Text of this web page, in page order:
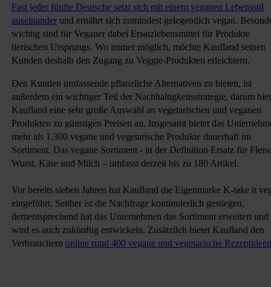
Fast jeder fünfte Deutsche setzt sich mit einem veganen Lebensstil
auseinander und ernährt sich zumindest gelegentlich vegan.
wichtig sind für Veganer dabei Ersatzlebensmittel für Produkte
tierischen Ursprungs. Wo immer möglich, möchte Kaufland seinen
Kunden deshalb den Zugang zu Veggie-Produkten erleichtern.
Den Kunden umfassende pflanzliche Alternativen zu bieten, ist
außerdem ein wichtiger Teil der Nachhaltigkeitsstrategie, darum
Kaufland eine sehr große Auswahl an vegetarischen und veganen
Produkten zu günstigen Preisen an. Insgesamt bietet das
mehr als 1.300 vegane und vegetarische Produkte dauerhaft im
Sortiment. Das vegane Sortiment - in der Definition Ersatz für
Wurst, Käse und Milch – umfasst derzeit bis zu 180 Artikel.
Vor bereits sieben Jahren hat Kaufland die Eigenmarke K-take it
eingeführt. Seither ist die Nachfrage kontinuierlich gestiegen,
dementsprechend hat das Unternehmen das Sortiment erweitert und
wird es auch zukünftig entwickeln. Zusätzlich bietet Kaufland den
Verbrauchern online rund 400 vegane und vegetarische Rezeptideen